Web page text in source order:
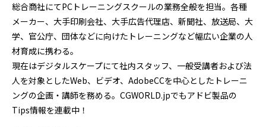
総合商社にてPCトレーニングスクールの業務全般を担当。各種
メーカー、大手印刷会社、大手広告代理店、新聞社、放送局、大
学、官公庁、団体などに向けたトレーニングなど幅広い企業の人
材育成に携わる。
現在はデジタルスケープにて社内スタッフ、一般受講者および法
人を対象としたWeb、ビデオ、AdobeCCを中心としたトレーニ
ングの企画・講師を務める。CGWORLD.jpでもアドビ製品の
Tips情報を連載中！